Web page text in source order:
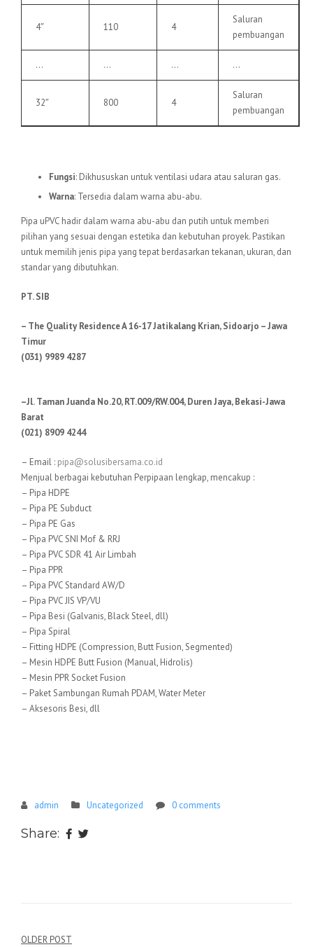
4″ 110 4
Saluran
pembuangan
… … … …
32″ 800 4
Saluran
pembuangan
Fungsi: Dikhususkan untuk ventilasi udara atau saluran gas.
Warna: Tersedia dalam warna abu-abu.
Pipa uPVC hadir dalam warna abu-abu dan putih untuk memberi
pilihan yang sesuai dengan estetika dan kebutuhan proyek. Pastikan
untuk memilih jenis pipa yang tepat berdasarkan tekanan, ukuran, dan
standar yang dibutuhkan.
PT. SIB
– The Quality Residence A 16-17 Jatikalang Krian, Sidoarjo – Jawa
Timur
(031) 9989 4287
–Jl. Taman Juanda No.20, RT.009/RW.004, Duren Jaya, Bekasi-Jawa
Barat
(021) 8909 4244
– Email : pipa@solusibersama.co.id
Menjual berbagai kebutuhan Perpipaan lengkap, mencakup :
– Pipa HDPE
– Pipa PE Subduct
– Pipa PE Gas
– Pipa PVC SNI Mof & RRJ
– Pipa PVC SDR 41 Air Limbah
– Pipa PPR
– Pipa PVC Standard AW/D
– Pipa PVC JIS VP/VU
– Pipa Besi (Galvanis, Black Steel, dll)
– Pipa Spiral
– Fitting HDPE (Compression, Butt Fusion, Segmented)
– Mesin HDPE Butt Fusion (Manual, Hidrolis)
– Mesin PPR Socket Fusion
– Paket Sambungan Rumah PDAM, Water Meter
– Aksesoris Besi, dll
admin Uncategorized 0 comments
Share:
OLDER POST